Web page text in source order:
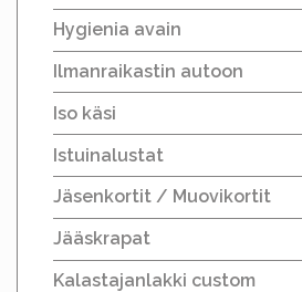
Hygienia avain
Ilmanraikastin autoon
Iso käsi
Istuinalustat
Jäsenkortit / Muovikortit
Jääskrapat
Kalastajanlakki custom